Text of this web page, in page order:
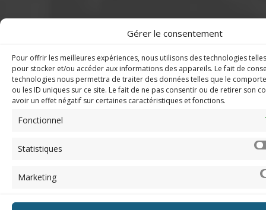
Gérer le consentement
Pour offrir les meilleures expériences, nous utilisons des technologies
pour stocker et/ou accéder aux informations des appareils. Le fait de
technologies nous permettra de traiter des données telles que le
ou les ID uniques sur ce site. Le fait de ne pas consentir ou de retirer son
avoir un effet négatif sur certaines caractéristiques et fonctions.
Fonctionnel
Statistiques
Marketing